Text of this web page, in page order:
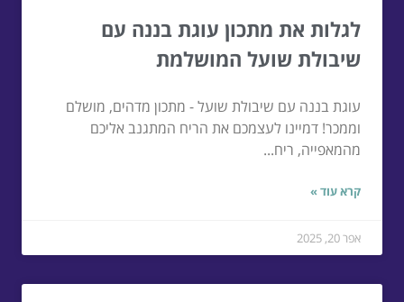
לגלות את מתכון עוגת בננה עם
שיבולת שועל המושלמת
עוגת בננה עם שיבולת שועל - מתכון מדהים, מושלם
וממכר! דמיינו לעצמכם את הריח המתגנב אליכם
מהמאפייה, ריח...
קרא עוד »
אפר 20, 2025